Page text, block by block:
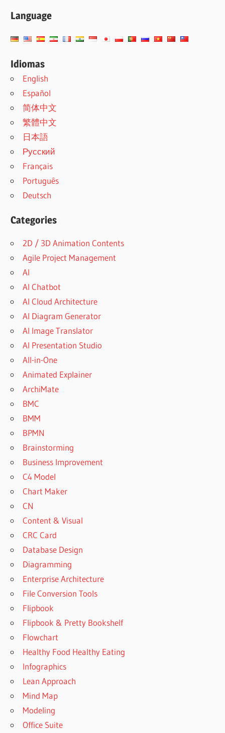
Language
Idiomas
English
Español
简体中文
繁體中文
日本語
Русский
Français
Português
Deutsch
Categories
2D / 3D Animation Contents
Agile Project Management
AI
AI Chatbot
AI Cloud Architecture
AI Diagram Generator
AI Image Translator
AI Presentation Studio
All-in-One
Animated Explainer
ArchiMate
BMC
BMM
BPMN
Brainstorming
Business Improvement
C4 Model
Chart Maker
CN
Content & Visual
CRC Card
Database Design
Diagramming
Enterprise Architecture
File Conversion Tools
Flipbook
Flipbook & Pretty Bookshelf
Flowchart
Healthy Food Healthy Eating
Infographics
Lean Approach
Mind Map
Modeling
Office Suite